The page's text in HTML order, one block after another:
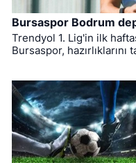
Bursaspor Bodrum
Trendyol 1. Lig'in ilk
Bursaspor,